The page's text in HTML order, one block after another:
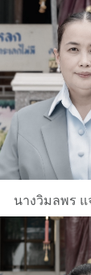
นางวิมลพร